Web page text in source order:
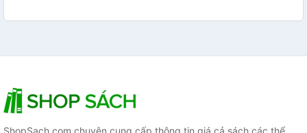
ShopSach.com chuyên cung cấp thông tin giá cả sách các thể